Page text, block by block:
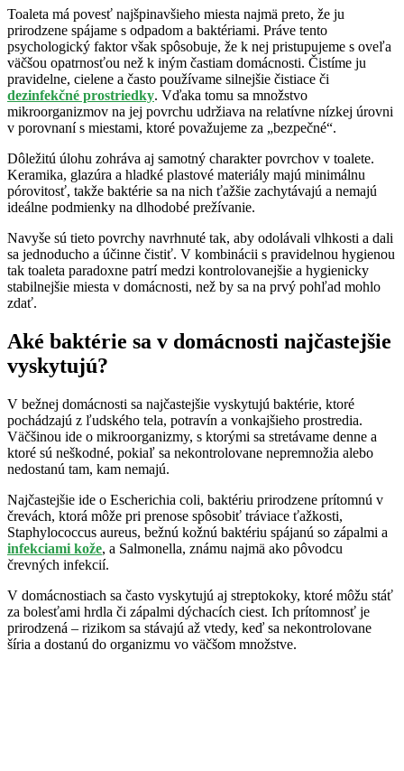
Toaleta má povesť najšpinavšieho miesta najmä preto, že ju
prirodzene spájame s odpadom a baktériami. Práve tento
psychologický faktor však spôsobuje, že k nej pristupujeme s oveľa
väčšou opatrnosťou než k iným častiam domácnosti. Čistíme ju
pravidelne, cielene a často používame silnejšie čistiace či
dezinfekčné prostriedky. Vďaka tomu sa množstvo
mikroorganizmov na jej povrchu udržiava na relatívne nízkej úrovni
v porovnaní s miestami, ktoré považujeme za „bezpečné“.
Dôležitú úlohu zohráva aj samotný charakter povrchov v toalete.
Keramika, glazúra a hladké plastové materiály majú minimálnu
pórovitosť, takže baktérie sa na nich ťažšie zachytávajú a nemajú
ideálne podmienky na dlhodobé prežívanie.
Navyše sú tieto povrchy navrhnuté tak, aby odolávali vlhkosti a dali
sa jednoducho a účinne čistiť. V kombinácii s pravidelnou hygienou
tak toaleta paradoxne patrí medzi kontrolovanejšie a hygienicky
stabilnejšie miesta v domácnosti, než by sa na prvý pohľad mohlo
zdať.
Aké baktérie sa v domácnosti najčastejšie
vyskytujú?
V bežnej domácnosti sa najčastejšie vyskytujú baktérie, ktoré
pochádzajú z ľudského tela, potravín a vonkajšieho prostredia.
Väčšinou ide o mikroorganizmy, s ktorými sa stretávame denne a
ktoré sú neškodné, pokiaľ sa nekontrolovane nepremnožia alebo
nedostanú tam, kam nemajú.
Najčastejšie ide o Escherichia coli, baktériu prirodzene prítomnú v
črevách, ktorá môže pri prenose spôsobiť tráviace ťažkosti,
Staphylococcus aureus, bežnú kožnú baktériu spájanú so zápalmi a
infekciami kože, a Salmonella, známu najmä ako pôvodcu
črevných infekcií.
V domácnostiach sa často vyskytujú aj streptokoky, ktoré môžu stáť
za bolesťami hrdla či zápalmi dýchacích ciest. Ich prítomnosť je
prirodzená – rizikom sa stávajú až vtedy, keď sa nekontrolovane
šíria a dostanú do organizmu vo väčšom množstve.